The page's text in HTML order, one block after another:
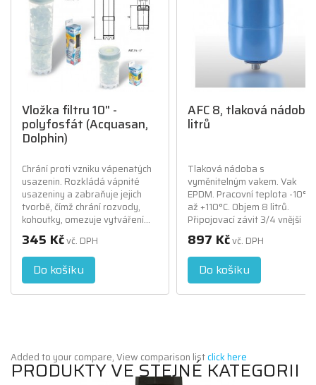
Vložka filtru 10" -
polyfosfát (Acquasan,
Dolphin)
Chrání proti vzniku vápenatých
usazenin. Rozkládá vápnité
usazeniny a zabraňuje jejich
tvorbě, čímž chrání rozvody,
kohoutky, omezuje vytváření...
345 Kčvč. DPH
Do košíku
AFC 8, tlaková
litrů
Tlaková nádoba s
vyměnitelným vakem. Vak
EPDM. Pracovní teplota -10°C
až +110°C. Objem 8 litrů.
Připojovací závit 3/4 vnější
897 Kčvč. DPH
Do košíku
Added to your compare, View comparison listclick here
PRODUKTY VE STEJNÉ KATEGORII